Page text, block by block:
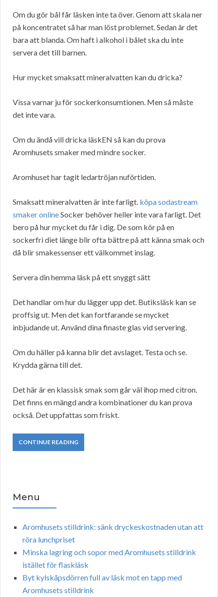
Om du gör bål får läsken inte ta över. Genom att skala ner
på koncentratet så har man löst problemet. Sedan är det
bara att blanda. Om haft i alkohol i bålet ska du inte
servera det till barnen.
Hur mycket smaksatt mineralvatten kan du dricka?
Vissa varnar ju för sockerkonsumtionen. Men så måste
det inte vara.
Om du ändå vill dricka läskEN så kan du prova
Aromhusets smaker med mindre socker.
Aromhuset har tagit ledartröjan nuförtiden.
Smaksatt mineralvatten är inte farligt. köpa sodastream
smaker onlineSocker behöver heller inte vara farligt. Det
bero på hur mycket du får i dig. De som kör på en
sockerfri diet länge blir ofta bättre på att känna smak och
då blir smakessenser ett välkommet inslag.
Servera din hemma läsk på ett snyggt sätt
Det handlar om hur du lägger upp det. Butiksläsk kan se
proffsig ut. Men det kan fortfarande se mycket
inbjudande ut. Använd dina finaste glas vid servering.
Om du häller på kanna blir det avslaget. Testa och se.
Krydda gärna till det.
Det här är en klassisk smak som går väl ihop med citron.
Det finns en mängd andra kombinationer du kan prova
också. Det uppfattas som friskt.
CONTINUE READING
Menu
Aromhusets stilldrink: sänk dryckeskostnaden utan att
röra lunchpriset
Minska lagring och sopor med Aromhusets stilldrink
istället för flaskläsk
Byt kylskåpsdörren full av läsk mot en tapp med
Aromhusets stilldrink